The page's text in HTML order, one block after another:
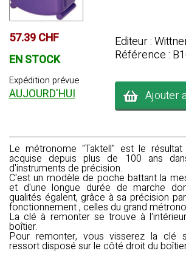
57.39 CHF
EN STOCK
Expédition prévue
AUJOURD'HUI
Editeur :
Référence :
Ajouter
Le métronome "Taktell" est le résultat
acquise depuis plus de 100 ans
d'instruments de précision.
C'est un modèle de poche battant la
et d'une longue durée de marche
qualités égalent, grâce à sa précision
fonctionnement , celles du grand
La clé à remonter se trouve à
boîtier.
Pour remonter, vous visserez la clé
ressort disposé sur le côté droit du